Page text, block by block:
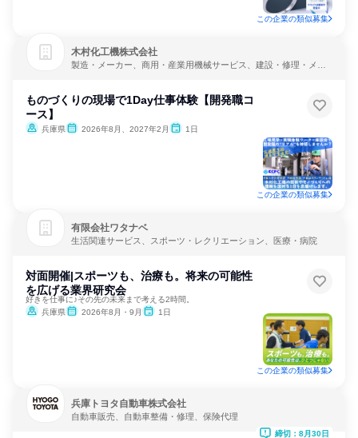
この企業の類似募集
木村化工機株式会社
製造・メーカー、商用・産業用機械サービス、建設・修理・メン
ものづくりの現場で1Day仕事体験【開発職コ
ース】
兵庫県 2026年8月、2027年2月 1日
この企業の類似募集
有限会社ワタナベ
生活関連サービス、スポーツ・レクリエーション、医療・病院
対面開催|スポーツも、治療も。将来の可能性
を広げる業界研究会
好きを仕事に♪その先の未来まで考える2時間。
兵庫県
2026年8月・9月 1日
この企業の類似募集
兵庫トヨタ自動車株式会社
自動車販売、自動車整備・修理、保険代理
締切：8月30日